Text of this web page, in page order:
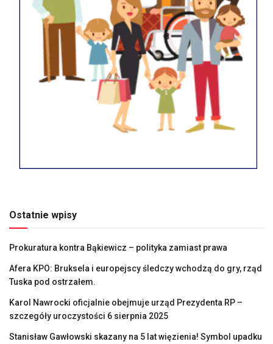
Ostatnie wpisy
Prokuratura kontra Bąkiewicz – polityka zamiast prawa
Afera KPO: Bruksela i europejscy śledczy wchodzą do gry, rząd
Tuska pod ostrzałem.
Karol Nawrocki oficjalnie obejmuje urząd Prezydenta RP –
szczegóły uroczystości 6 sierpnia 2025
Stanisław Gawłowski skazany na 5 lat więzienia! Symbol upadku